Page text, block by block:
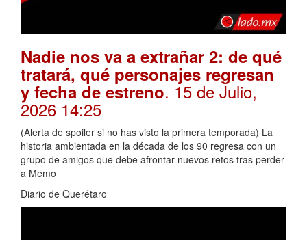
Nadie nos va a extrañar 2: de qué
tratará, qué personajes regresan
y fecha de estreno. 15 de Julio,
2026 14:25
(Alerta de spoiler si no has visto la primera temporada) La
historia ambientada en la década de los 90 regresa con un
grupo de amigos que debe afrontar nuevos retos tras perder
a Memo
Diario de Querétaro